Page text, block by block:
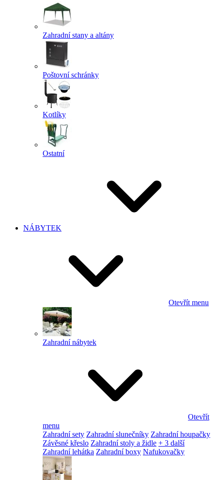
Zahradní stany a altány
Poštovní schránky
Kotlíky
Ostatní
NÁBYTEK
Otevřít menu
Zahradní nábytek
Otevřít
menu
Zahradní sety Zahradní slunečníky Zahradní houpačky
Závěsné křeslo Zahradní stoly a židle + 3 další
Zahradní lehátka Zahradní boxy Nafukovačky